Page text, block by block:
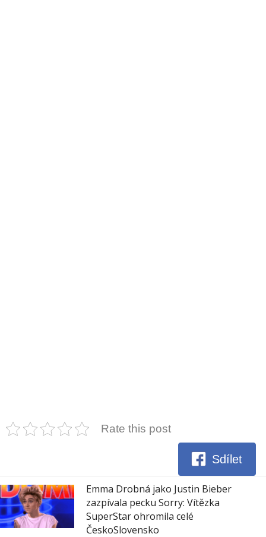
Rate this post
Sdílet
Emma Drobná jako Justin Bieber
zazpívala pecku Sorry: Vítězka
SuperStar ohromila celé
ČeskoSlovensko